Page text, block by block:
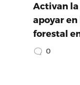
Activan la
apoyar
forestal
0